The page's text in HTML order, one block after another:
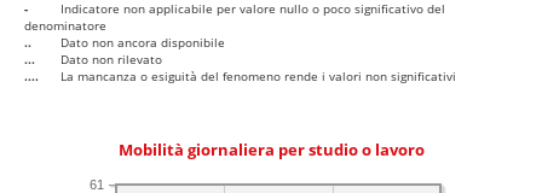
-
Indicatore non applicabile per valore nullo o poco significativo del
denominatore
..
Dato non ancora disponibile
...
Dato non rilevato
....
La mancanza o esiguità del fenomeno rende i valori non significativi
Mobilità giornaliera per studio o lavoro
61